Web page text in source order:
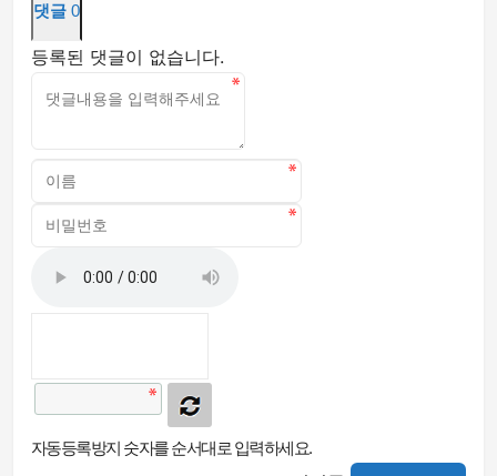
댓글 0
등록된 댓글이 없습니다.
자동등록방지 숫자를 순서대로 입력하세요.